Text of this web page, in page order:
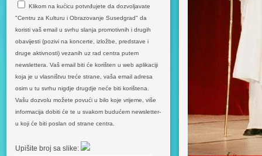
Klikom na kućicu potvrđujete da dozvoljavate
"Centru za Kulturu i Obrazovanje Susedgrad" da
koristi vaš email u svrhu slanja promotivnih i drugih
obavijesti (pozivi na koncerte, izložbe, predstave i
druge aktivnosti) vezanih uz rad centra putem
newslettera. Vaš email biti će korišten u web aplikaciji
koja je u vlasništvu treće strane, vaša email adresa
osim u tu svrhu nigdje drugdje neće biti korištena.
Vašu dozvolu možete povući u bilo koje vrijeme, više
informacija dobiti će te u svakom budućem newsletter-
u koji će biti poslan od strane centra.
Upišite broj sa slike: